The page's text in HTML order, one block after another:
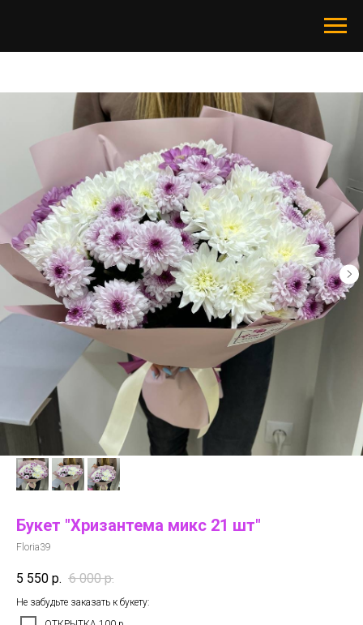
Букет "Хризантема микс 21 шт"
Floria39
5 550 р. 6 000 р.
Не забудьте заказать к букету: